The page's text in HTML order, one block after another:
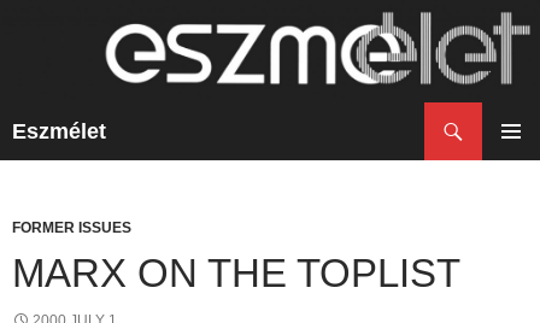
Eszmélet
FORMER ISSUES
MARX ON THE TOPLIST